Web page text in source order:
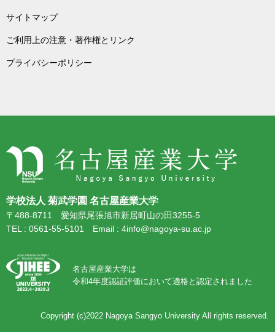
サイトマップ
ご利用上の注意・著作権とリンク
プライバシーポリシー
学校法人 菊武学園 名古屋産業大学
〒488-8711 愛知県尾張旭市新居町山の田3255-5
TEL : 0561-55-5101 Email : 4info@nagoya-su.ac.jp
名古屋産業大学は
令和4年度認証評価において適格と認定されました
Copyright (c)2022 Nagoya Sangyo University All rights reserved.